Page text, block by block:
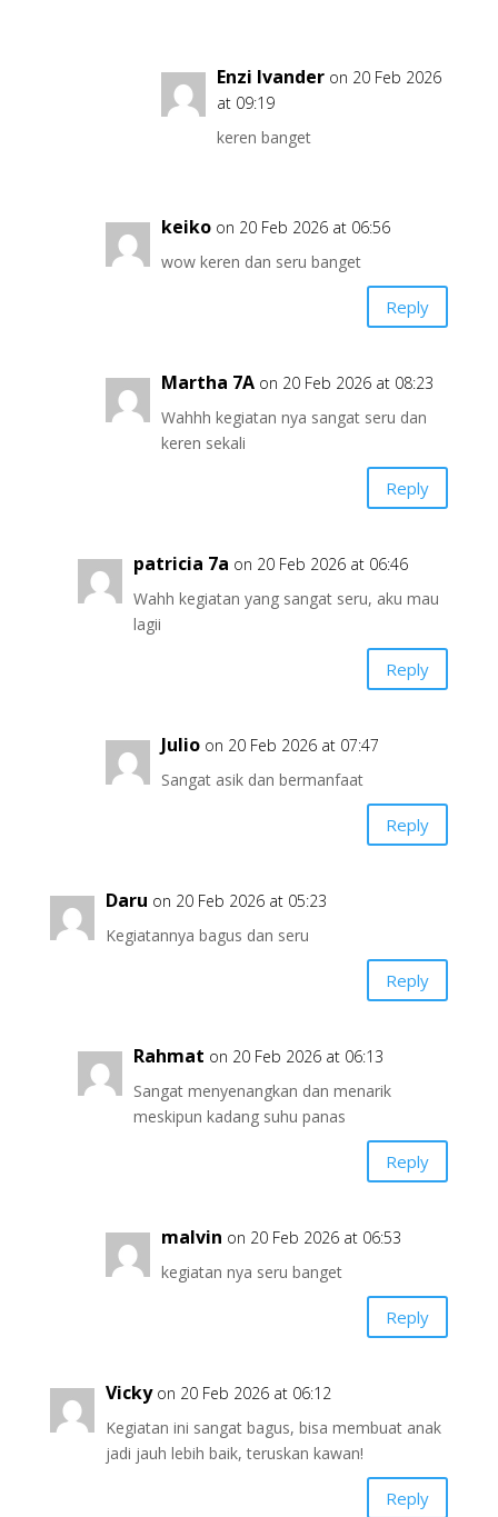
Enzi Ivander on 20 Feb 2026
at 09:19
keren banget
keiko on 20 Feb 2026 at 06:56
wow keren dan seru banget
Reply
Martha 7A on 20 Feb 2026 at 08:23
Wahhh kegiatan nya sangat seru dan
keren sekali
Reply
patricia 7a on 20 Feb 2026 at 06:46
Wahh kegiatan yang sangat seru, aku mau
lagii
Reply
Julio on 20 Feb 2026 at 07:47
Sangat asik dan bermanfaat
Reply
Daru on 20 Feb 2026 at 05:23
Kegiatannya bagus dan seru
Reply
Rahmat on 20 Feb 2026 at 06:13
Sangat menyenangkan dan menarik
meskipun kadang suhu panas
Reply
malvin on 20 Feb 2026 at 06:53
kegiatan nya seru banget
Reply
Vicky on 20 Feb 2026 at 06:12
Kegiatan ini sangat bagus, bisa membuat anak
jadi jauh lebih baik, teruskan kawan!
Reply